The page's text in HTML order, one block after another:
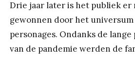
Drie jaar later is het publiek er
gewonnen door het universum
personages. Ondanks de lange
van de pandemie werden de